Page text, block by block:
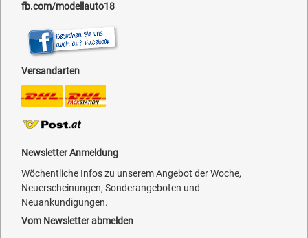
fb.com/modellauto18
Versandarten
Newsletter Anmeldung
Wöchentliche Infos zu unserem Angebot der Woche,
Neuerscheinungen, Sonderangeboten und
Neuankündigungen.
Vom Newsletter abmelden